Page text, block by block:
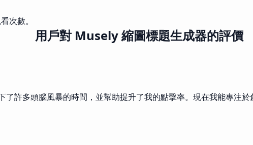
次數。
用戶對 Musely 縮圖標題生成器的評價
許多頭腦風暴的時間，並幫助提升了我的點擊率。現在我能專注